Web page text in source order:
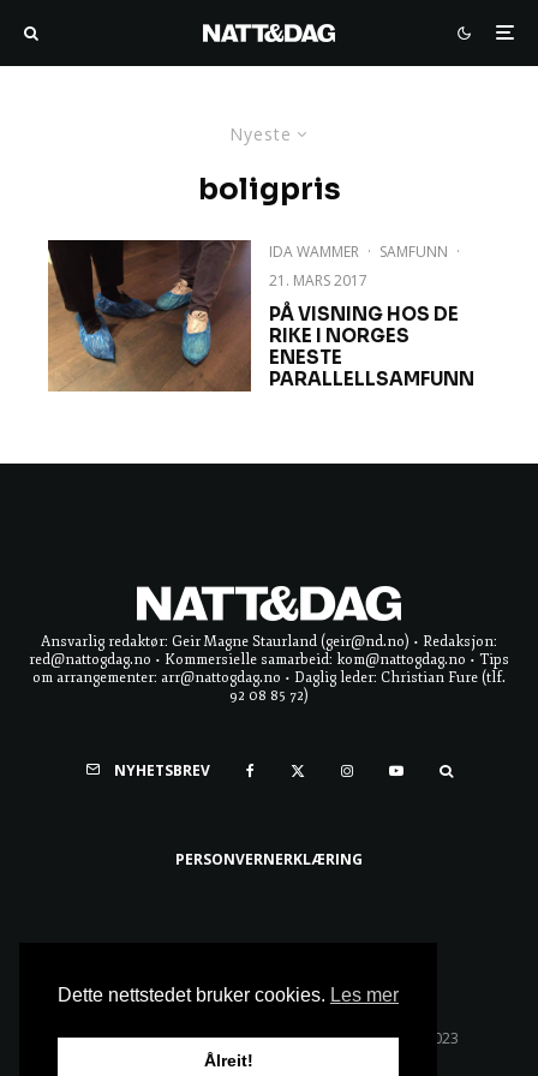
Nyeste
boligpris
IDA WAMMER · SAMFUNN ·
21. MARS 2017
PÅ VISNING HOS DE
RIKE I NORGES
ENESTE
PARALLELLSAMFUNN
Ansvarlig redaktør: Geir Magne Staurland (geir@nd.no) • Redaksjon:
red@nattogdag.no • Kommersielle samarbeid: kom@nattogdag.no • Tips
om arrangementer: arr@nattogdag.no • Daglig leder: Christian Fure (tlf.
92 08 85 72)
NYHETSBREV
PERSONVERNERKLÆRING
Alle rettigheter reservert • Copyright © Natt & Dag 2023
Dette nettstedet bruker cookies. Les mer
Ålreit!